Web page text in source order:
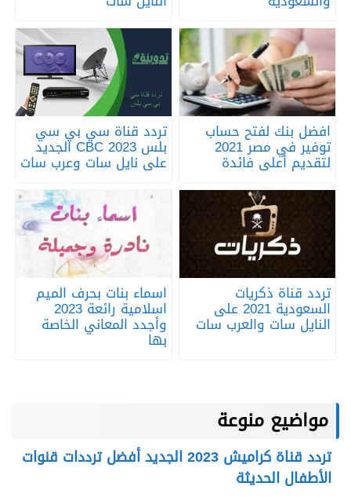
افضل بنك لفتح حساب
توفير في مصر 2021
لتقديم أعلى فائدة
تردد قناة سي بي سي
بلس 2023 CBC الجديد
على نايل سات وعرب سات
تردد قناة ذكريات
السعودية 2021 على
النايل سات والعرب سات
اسماء بنات بحرف الميم
اسلامية رائعة 2023
وأجدد المعاني الخاصة
بها
مواضيع منوعة
تردد قناة كراميش 2023 الجديد أفضل ترددات قنوات
الأطفال الحديثة